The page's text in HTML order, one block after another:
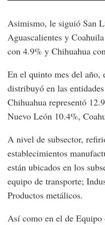
Asimismo, le siguió San
Aguascalientes y
con 4.9% y Chihuahua
En el quinto mes del año,
distribuyó en las
Chihuahua representó
Nuevo León 10.4%,
A nivel de subsector,
establecimientos
están ubicados en los
equipo de transporte;
Productos metálicos.
Así como en el de Equipo